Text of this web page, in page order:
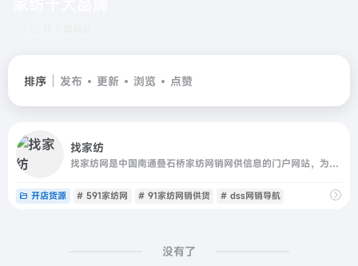
排序 发布 更新 浏览 点赞
找家纺
找家纺网是中国南通叠石桥家纺网销网供信息的门户网站，为您提供南通叠石桥家纺四件套、被子、枕芯、毛毯等床品相关网销供货信息的叠石桥网销导航专业平台，专注于家纺供应链一站式解决方案,我们致力于打造顶尖搜索体验的叠石桥网销导航，为商户提供更全面的叠石桥家纺网销供货信息，为网销供货商及各分销商提供一个更专业
开店货源 # 591家纺网 # 91家纺网销供货 # dss网销导航
没有了